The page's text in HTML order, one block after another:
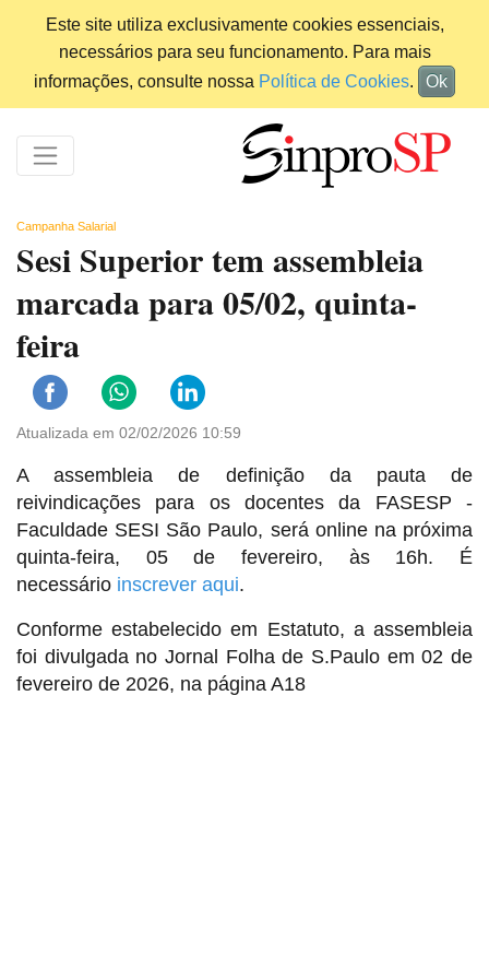
Este site utiliza exclusivamente cookies essenciais,
necessários para seu funcionamento. Para mais
informações, consulte nossa Política de Cookies. Ok
Campanha Salarial
Sesi Superior tem assembleia
marcada para 05/02, quinta-
feira
Atualizada em 02/02/2026 10:59
A assembleia de definição da pauta de
reivindicações para os docentes da FASESP -
Faculdade SESI São Paulo, será online na próxima
quinta-feira, 05 de fevereiro, às 16h. É
necessário inscrever aqui.
Conforme estabelecido em Estatuto, a assembleia
foi divulgada no Jornal Folha de S.Paulo em 02 de
fevereiro de 2026, na página A18